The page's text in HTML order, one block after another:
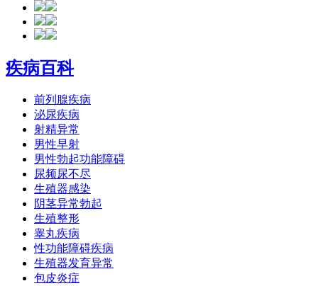
疾病百科
前列腺疾病
泌尿疾病
射精异常
男性早射
男性勃起功能障碍
尿频尿不尽
生殖器感染
阴茎异常勃起
生殖整形
睾丸疾病
性功能障碍疾病
生殖器发育异常
包皮炎症